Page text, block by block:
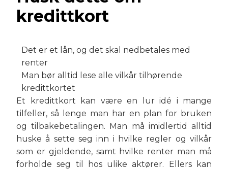
kredittkort
Det er et lån, og det skal nedbetales med
renter
Man bør alltid lese alle vilkår tilhørende
kredittkortet
Et kredittkort kan være en lur idé i mange
tilfeller, så lenge man har en plan for bruken
og tilbakebetalingen. Man må imidlertid alltid
huske å sette seg inn i hvilke regler og vilkår
som er gjeldende, samt hvilke renter man må
forholde seg til hos ulike aktører. Ellers kan